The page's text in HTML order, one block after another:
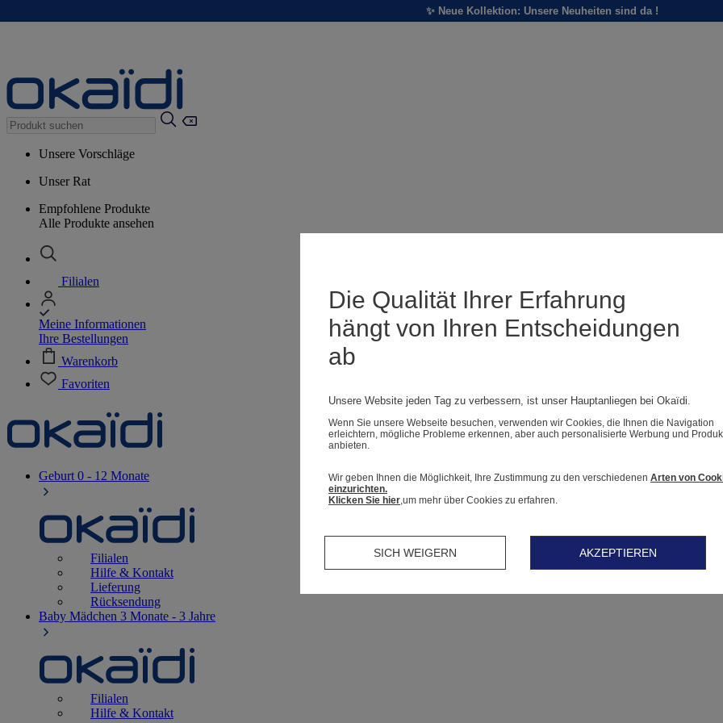
✨ Neue Kollektion: Unsere Neuheiten sind da !
Unsere Vorschläge
Unser Rat
Empfohlene Produkte
Alle Produkte ansehen
Filialen
Meine Informationen
Ihre Bestellungen
Warenkorb
Favoriten
Geburt 0 - 12 Monate
Filialen
Hilfe & Kontakt
Lieferung
Rücksendung
Baby Mädchen 3 Monate - 3 Jahre
Filialen
Hilfe & Kontakt
Die Qualität Ihrer Erfahrung
hängt von Ihren Entscheidungen
ab
Unsere Website jeden Tag zu verbessern, ist unser Hauptanliegen bei Okaïdi.
Wenn Sie unsere Webseite besuchen, verwenden wir Cookies, die Ihnen die Navigation
erleichtern, mögliche Probleme erkennen, aber auch personalisierte Werbung und
anbieten.
Wir geben Ihnen die Möglichkeit, Ihre Zustimmung zu den verschiedenen Arten von
einzurichten.
Klicken Sie hier ,um mehr über Cookies zu erfahren.
SICH WEIGERN AKZEPTIEREN